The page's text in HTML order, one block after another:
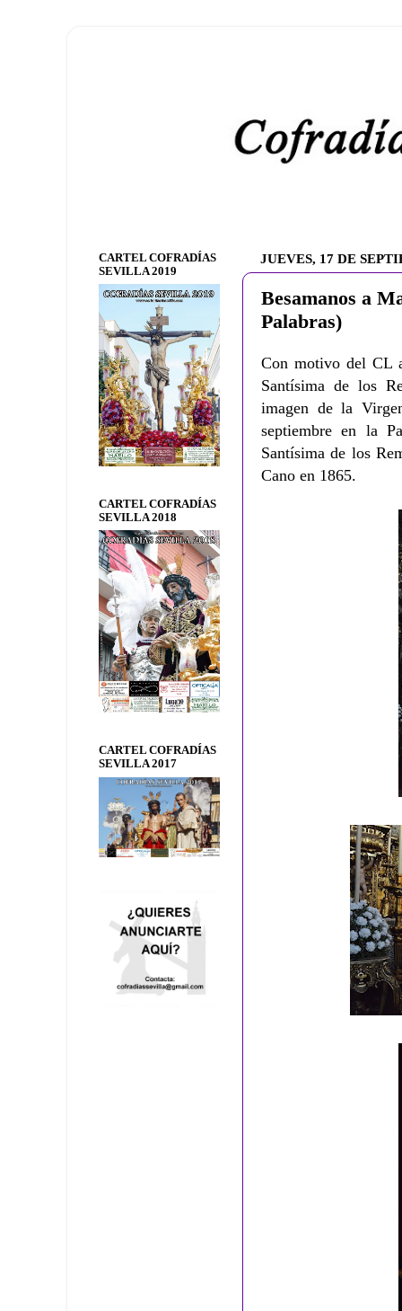
JUEVES, 17 DE
Besamanos a
Palabras)
Con motivo del CL
Santísima de los
imagen de la
septiembre en la
Santísima de los
Cano en 1865.
CARTEL COFRADÍAS
SEVILLA 2019
CARTEL COFRADÍAS
SEVILLA 2018
CARTEL COFRADÍAS
SEVILLA 2017